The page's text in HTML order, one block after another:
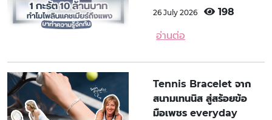
26 July 2026 198
อ่านต่อ
Tennis Bracelet จาก
สนามเทนนิส สู่สร้อยข้อ
มือเพชร everyday